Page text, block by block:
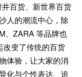
百货、新世界百货
人的潮流中心，除
、ZARA 等品牌也
改变了传统的百货
体验，让大家的消
化与个性表达、追